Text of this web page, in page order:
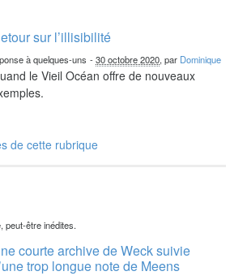
sur l’illisibilité
à quelques-uns -30 octobre 2020, par Dominique
le Vieil Océan offre de nouveaux
de cette rubrique
peut-être inédites.
courte archive de Weck suivie
trop longue note de Meens